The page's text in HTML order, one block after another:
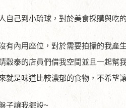
自己到小琉球，對於美食採購與吃
有內用座位，對於需要拍攝的我產
穀泰的店員們借我空間並且一起幫
就是味道比較濃郁的食物，不希望
子讓我擺設~